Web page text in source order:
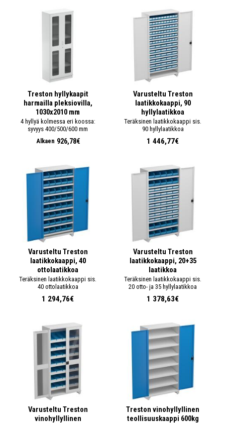
Treston hyllykaapit
harmailla pleksiovilla,
1030x2010 mm
4 hyllyä kolmessa eri koossa:
syvyys 400/500/600 mm
Alkaen 926,78€
Varusteltu Treston
laatikkokaappi, 90
hyllylaatikkoa
Teräksinen laatikkokaappi sis.
90 hyllylaatikkoa
1 446,77€
Varusteltu Treston
laatikkokaappi, 40
ottolaatikkoa
Teräksinen laatikkokaappi sis.
40 ottolaatikkoa
1 294,76€
Varusteltu Treston
laatikkokaappi, 20+35
laatikkoa
Teräksinen laatikkokaappi sis.
20 otto- ja 35 hyllylaatikkoa
1 378,63€
Varusteltu Treston
vinohyllyllinen
Treston vinohyllyllinen
teollisuuskaappi 600kg